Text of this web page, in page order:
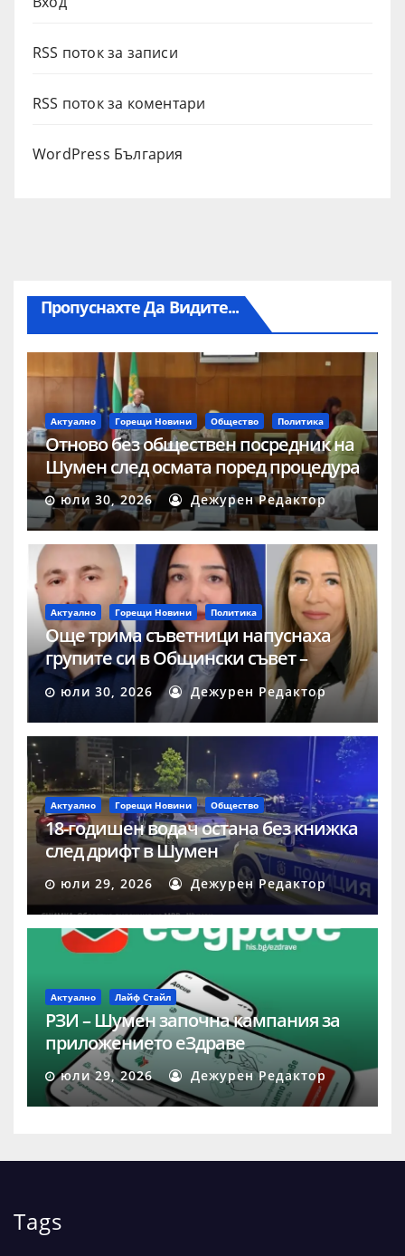
RSS поток за записи
RSS поток за коментари
WordPress България
Пропуснахте Да Видите...
Актуално Горещи Новини Общество Политика
Отново без обществен посредник на
Шумен след осмата поред процедура
юли 30, 2026 Дежурен Редактор
Актуално Горещи Новини Политика
Още трима съветници напуснаха
групите си в Общински съвет –
Шумен
юли 30, 2026 Дежурен Редактор
Актуално Горещи Новини Общество
18-годишен водач остана без книжка
след дрифт в Шумен
юли 29, 2026 Дежурен Редактор
Актуално Лайф Стайл
РЗИ – Шумен започна кампания за
приложението еЗдраве
юли 29, 2026 Дежурен Редактор
Tags